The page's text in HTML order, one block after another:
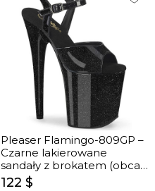
Pleaser Flamingo-809GP –
Czarne lakierowane
sandały z brokatem (obcas
20 cm)
122 $